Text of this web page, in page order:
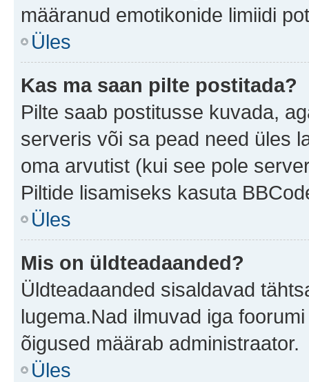
määranud emotikonide limiidi
Üles
Kas ma saan pilte postitada?
Pilte saab postitusse kuvada,
serveris või sa pead need üles
oma arvutist (kui see pole
Piltide lisamiseks kasuta
Üles
Mis on üldteadaanded?
Üldteadaanded sisaldavad
lugema.Nad ilmuvad iga
õigused määrab administraator.
Üles